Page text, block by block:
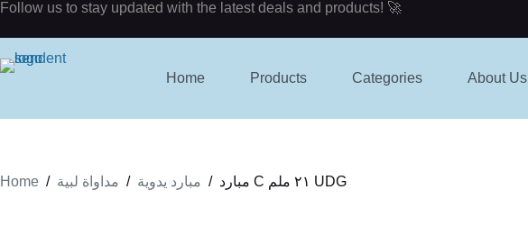
Skip
content
Follow us to stay updated with the latest deals and products! 🚀
Home Products Categories About Us
Home / مداواة لبية / مبارد يدوية / مبارد C ٢١ ملم UDG